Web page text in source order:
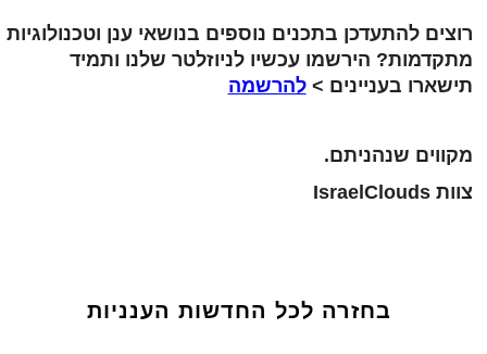
רוצים להתעדכן בתכנים נוספים בנושאי ענן וטכנולוגיות
מתקדמות? הירשמו עכשיו לניוזלטר שלנו ותמיד
תישארו בעניינים >להרשמה
מקווים שנהניתם.
צוות IsraelClouds
בחזרה לכל החדשות הענניות